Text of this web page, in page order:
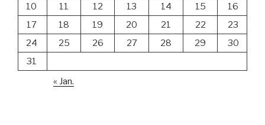
10
11 12 13 14 15
16
17
18 19 20 21 22
23
24
25 26 27 28 29
30
31
« Jan.